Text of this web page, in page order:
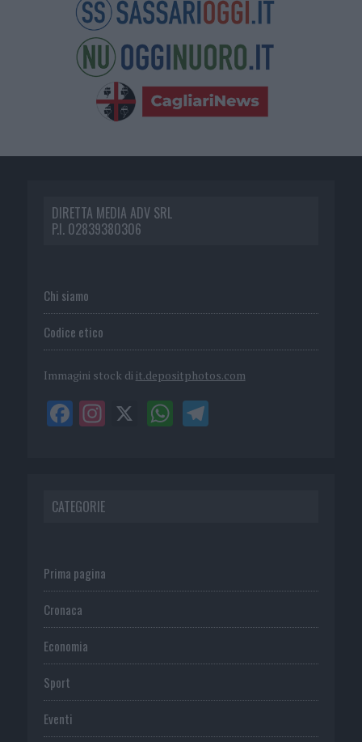
DIRETTA MEDIA ADV SRL
P.I. 02839380306
Chi siamo
Codice etico
Immagini stock di it.depositphotos.com
CATEGORIE
Prima pagina
Cronaca
Economia
Sport
Eventi